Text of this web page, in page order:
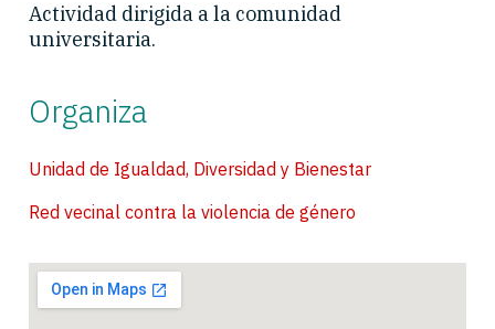
Actividad dirigida a la comunidad
universitaria.
Organiza
Unidad de Igualdad, Diversidad y Bienestar
Red vecinal contra la violencia de género